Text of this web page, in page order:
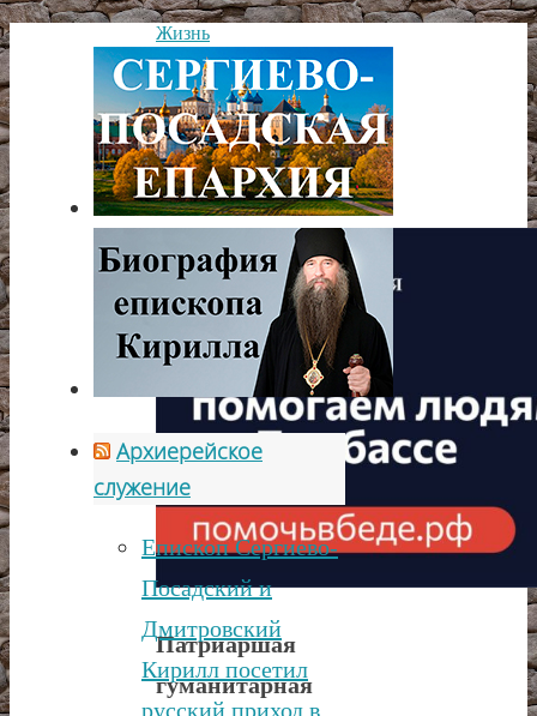
Жизнь
благочиния
evgen1978
• 07.12.2025
-
01:13Жизнь
благочиния
Патриаршая
гуманитарная
Архиерейское
служение
Епископ Сергиево-
Посадский и
Дмитровский
Кирилл посетил
русский приход в